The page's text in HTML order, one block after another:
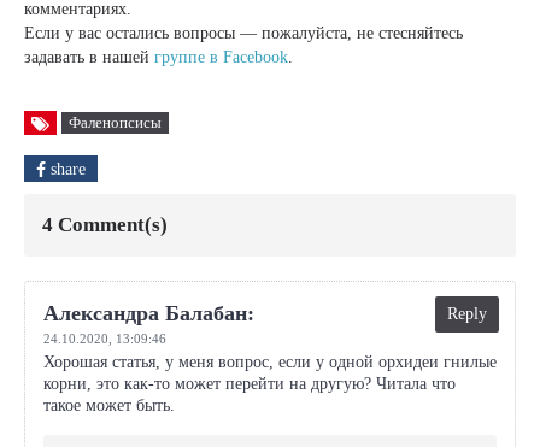
комментариях.
Если у вас остались вопросы — пожалуйста, не стесняйтесь
задавать в нашей группе в Facebook.
Фаленопсисы
share
4 Comment(s)
Александра Балабан:
24.10.2020, 13:09:46
Reply
Хорошая статья, у меня вопрос, если у одной орхидеи гнилые
корни, это как-то может перейти на другую? Читала что
такое может быть.